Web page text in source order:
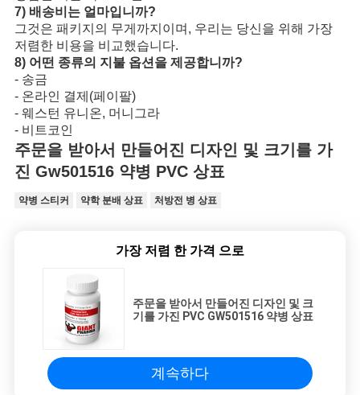
7) 배송비는 얼마입니까?
그것은 패키지의 무게까지이며, 우리는 당신을 위해 가장
저렴한 비용을 비교했습니다.
8) 어떤 종류의 지불 옵션을 제공합니까?
- 송금
- 온라인 결제(페이팔)
- 웨스턴 유니온, 머니그라
- 비트코인
주문을 받아서 만들어진 디자인 및 크기를 가
진 Gw501516 약병 PVC 상표
약병 스티커 약학 분배 상표 처방전 병 상표
가장 저렴 한 가격 으로
주문을 받아서 만들어진 디자인 및 크
기를 가진 PVC GW501516 약병 상표
계속하다